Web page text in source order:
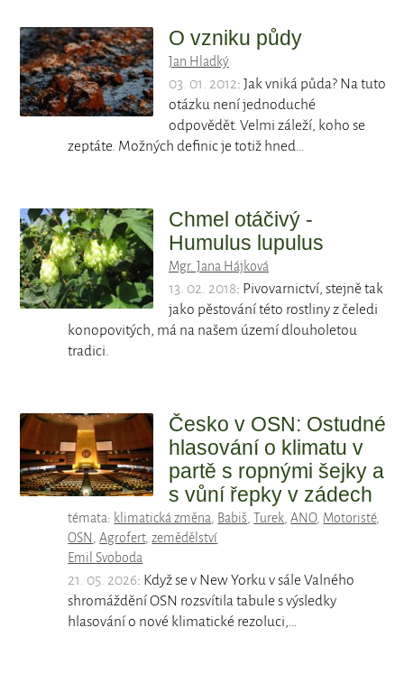
O vzniku půdy
Jan Hladký
03. 01. 2012: Jak vniká půda? Na tuto
otázku není jednoduché
odpovědět. Velmi záleží, koho se
zeptáte. Možných definic je totiž hned…
Chmel otáčivý -
Humulus lupulus
Mgr. Jana Hájková
13. 02. 2018: Pivovarnictví, stejně tak
jako pěstování této rostliny z čeledi
konopovitých, má na našem území dlouholetou
tradici.
Česko v OSN: Ostudné
hlasování o klimatu v
partě s ropnými šejky a
s vůní řepky v zádech
témata: klimatická změna, Babiš,Turek,ANO, Motoristé,
OSN,Agrofert,zemědělství
Emil Svoboda
21. 05. 2026: Když se v New Yorku v sále Valného
shromáždění OSN rozsvítila tabule s výsledky
hlasování o nové klimatické rezoluci,…